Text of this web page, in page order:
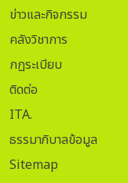
มกุฏราชวิทยาลัย. พร
เล่มที่ ๘ ภาคที่ ๒. กรุง
๒๕๓๕.
ข่าวและกิจกรรม
คลังวิชาการ
กฏระเบียบ
ติดต่อ
ITA.
ธรรมาภิบาลข้อมูล
Sitemap